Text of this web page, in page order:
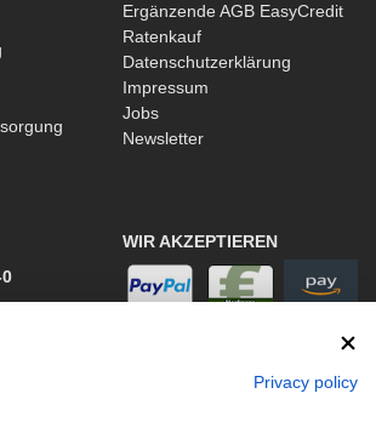
Ergänzende AGB EasyCredit
Ratenkauf
Datenschutzerklärung
Impressum
Jobs
Newsletter
WIR AKZEPTIEREN
Privacy policy